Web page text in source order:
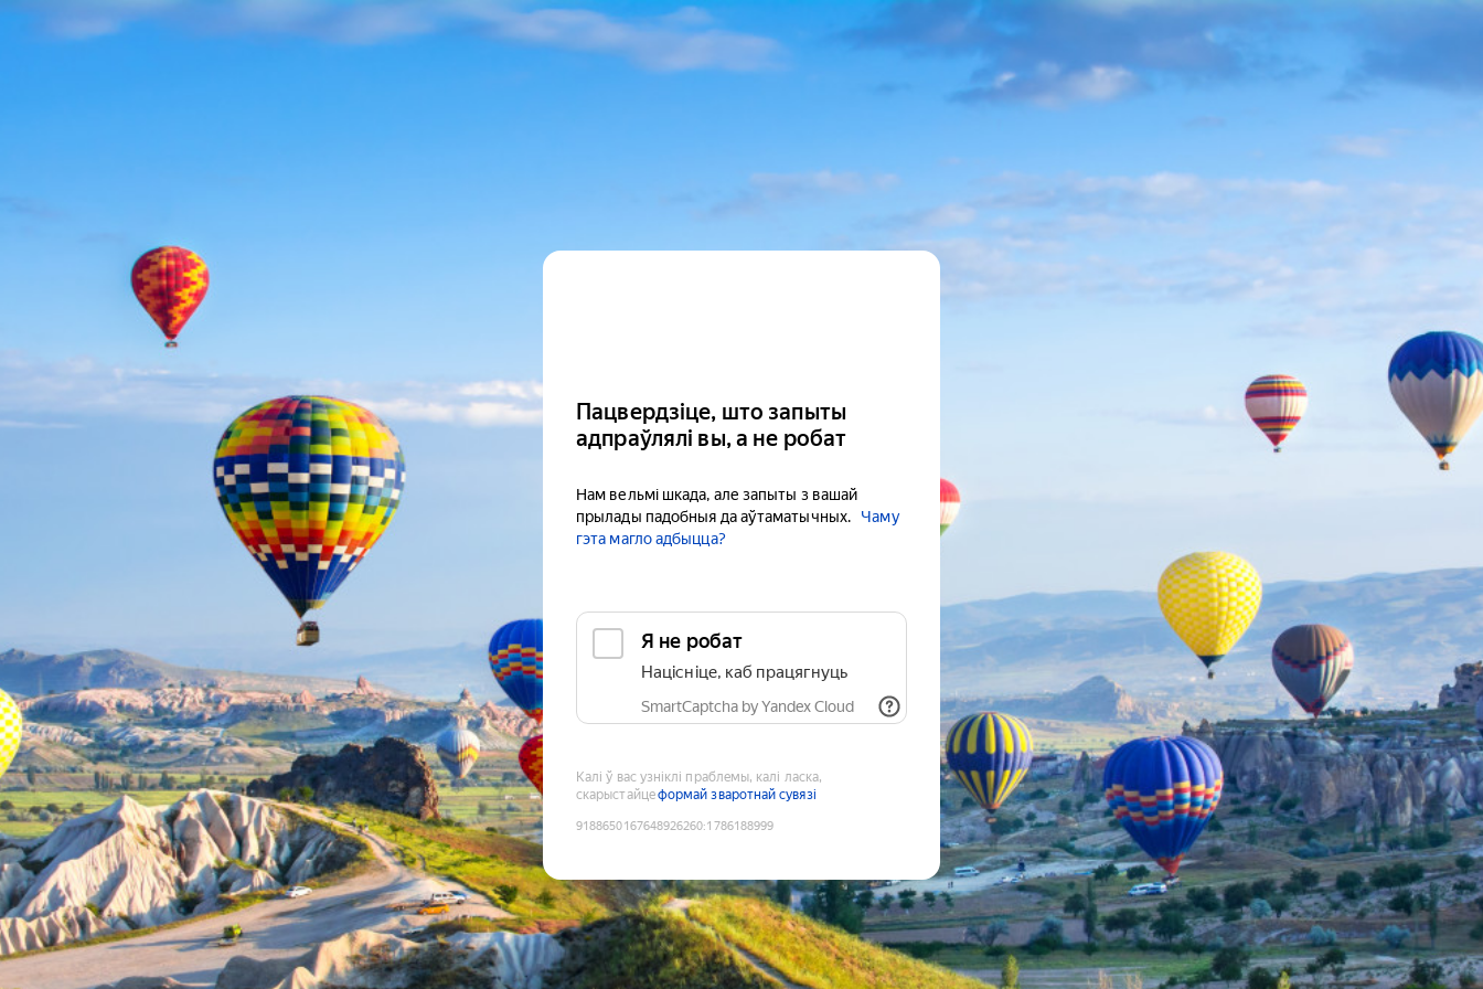
Пацвердзіце, што запыты
адпраўлялі вы, а не робат
Нам вельмі шкада, але запыты з вашай
прылады падобныя да аўтаматычных.
Чаму
гэта магло адбыцца?
Я не робат
Націсніце, каб працягнуць
SmartCaptcha by Yandex Cloud
Калі ў вас узніклі праблемы, калі ласка,
скарыстайцеформай зваротнай сувязі
9188650167648926260:1786188999